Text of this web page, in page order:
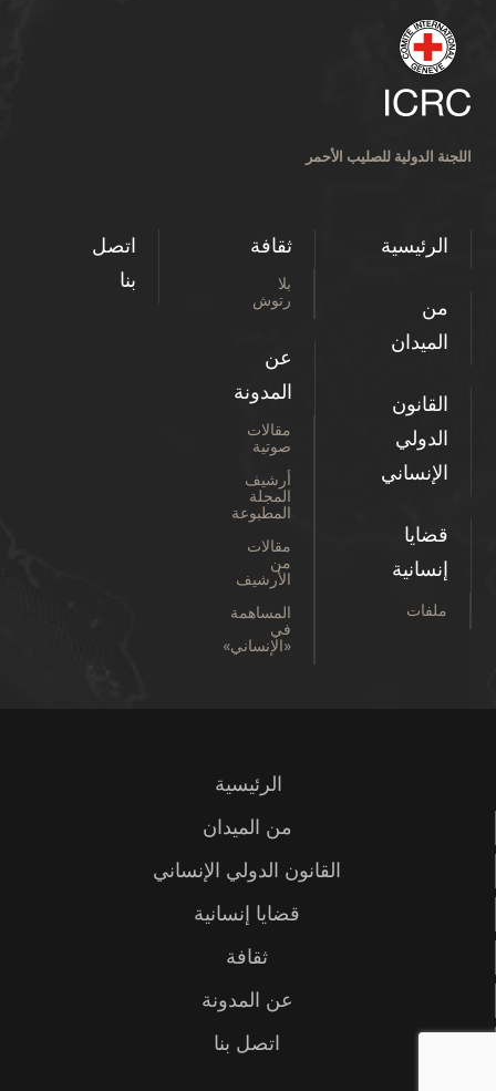
اللجنة الدولية للصليب الأحمر
الرئيسية
من
الميدان
القانون
الدولي
الإنساني
قضايا
إنسانية
ملفات
ثقافة
بلا
رتوش
عن
المدونة
مقالات
صوتية
أرشيف
المجلة
المطبوعة
مقالات
من
الأرشيف
المساهمة
في
«الإنساني»
اتصل
بنا
الرئيسية
من الميدان
القانون الدولي الإنساني
قضايا إنسانية
ثقافة
عن المدونة
اتصل بنا